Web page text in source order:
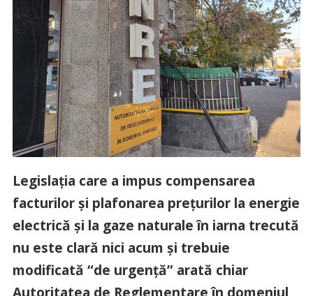
Legislația care a impus compensarea
facturilor și plafonarea prețurilor la energie
electrică și la gaze naturale în iarna trecută
nu este clară nici acum și trebuie
modificată “de urgență” arată chiar
Autoritatea de Reglementare în domeniul